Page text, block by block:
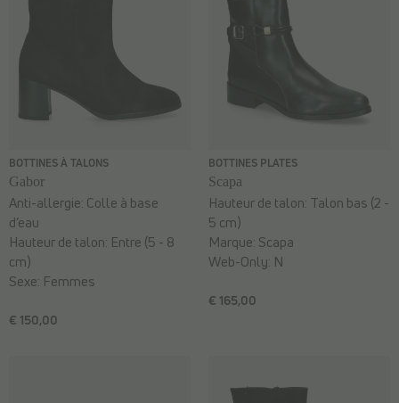
BOTTINES À TALONS
Gabor
€ 150,00
Anti-allergie: Colle à base
d’eau
Hauteur de talon: Entre (5 - 8
cm)
Sexe: Femmes
BOTTINES PLATES
Scapa
€ 165,00
Hauteur de talon: Talon bas (2 -
5 cm)
Marque: Scapa
Web-Only: N